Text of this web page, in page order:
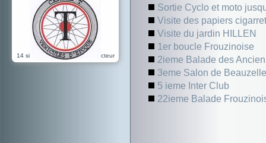
Sortie Cyclo et moto
Visite des papiers
Visite du jardin HILLEN
1er boucle Frouzinoise
2ieme Balade des
3eme Salon de Beauzelle
5 ieme Inter Club
22ieme Balade
14 sites référencés dans ce secteur